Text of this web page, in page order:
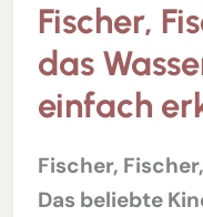
Fischer,
das
einfach
Fischer,
Das beliebte